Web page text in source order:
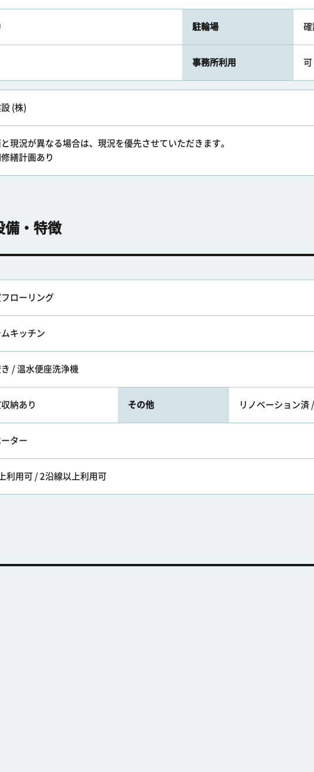
駐輪場 確
事務所利用 可
(株)
現況が異なる場合は、現況を優先させていただきます。
繕計画あり
備・特徴
ローリング
キッチン
/ 温水便座洗浄機
納あり その他 リノベーション済
ター
利用可 / 2沿線以上利用可